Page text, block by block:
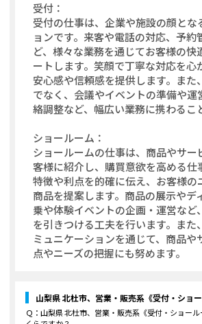
受付：
受付の仕事は、企業や施設の顔とな
ョンです。来客や電話の対応、予約
ど、様々な業務を通じてお客様の快
ートします。笑顔で丁寧な対応を心
安心感や信頼感を提供します。また
でなく、会議やイベントの準備や運
絡調整など、幅広い業務に携わるこ
ショールーム：
ショールームの仕事は、商品やサー
客様に紹介し、購買意欲を高める仕
特徴や利点を的確に伝え、お客様の
商品を提案します。商品の展示やデ
乗や体験イベントの企画・運営など
を引きつける工夫を行います。また
ミュニケーションを通じて、商品や
点やニーズの把握にも努めます。
山梨県 北杜市、営業・販売系《受付・ショー
Ｑ： 山梨県 北杜市、営業・販売系《受付・ショール